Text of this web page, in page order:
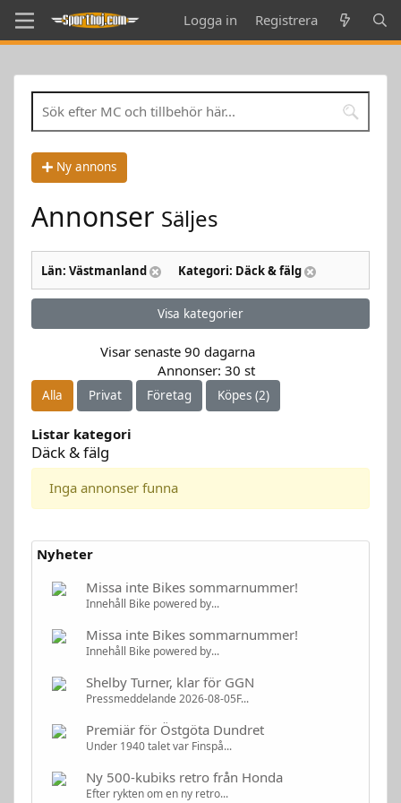
Logga in Registrera
Ny annons
Annonser Säljes
Län: Västmanland Kategori: Däck & fälg
Visa kategorier
Visar senaste 90 dagarna
Annonser: 30 st
Alla Privat Företag Köpes (2)
Listar kategori
Däck & fälg
Inga annonser funna
Nyheter
Missa inte Bikes sommarnummer!
Innehåll Bike powered by...
Missa inte Bikes sommarnummer!
Innehåll Bike powered by...
Shelby Turner, klar för GGN
Pressmeddelande 2026-08-05F...
Premiär för Östgöta Dundret
Under 1940 talet var Finspå...
Ny 500-kubiks retro från Honda
Efter rykten om en ny retro...